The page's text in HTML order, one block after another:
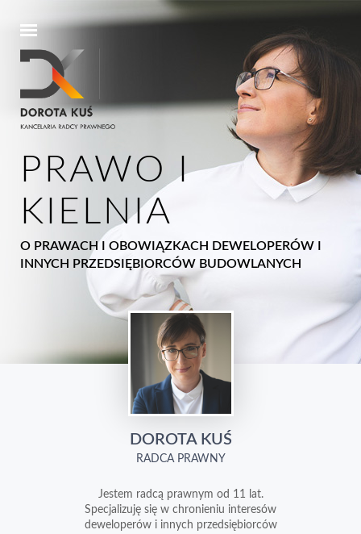
PRAWO I
KIELNIA
O PRAWACH I OBOWIĄZKACH DEWELOPERÓW I
INNYCH PRZEDSIĘBIORCÓW BUDOWLANYCH
DOROTA KUŚ
RADCA PRAWNY
Jestem radcą prawnym od 11 lat.
Specjalizuję się w chronieniu interesów
deweloperów i innych przedsiębiorców